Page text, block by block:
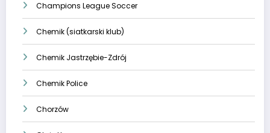
Champions League Soccer
Chemik (siatkarski klub)
Chemik Jastrzębie-Zdrój
Chemik Police
Chorzów